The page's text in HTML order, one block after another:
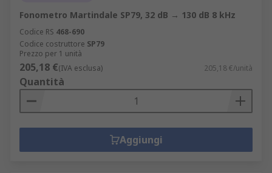
Fonometro Martindale SP79, 32 dB → 130 dB 8 kHz
Codice RS 468-690
Codice costruttore SP79
Prezzo per 1 unità
205,18 €(IVA esclusa) 205,18 €/unità
Quantità
Aggiungi